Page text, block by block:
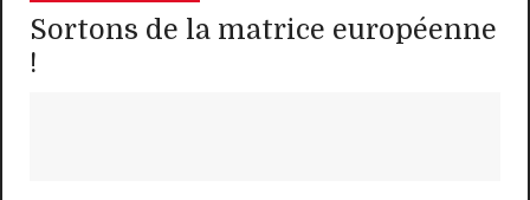
Sortons de la matrice européenne
!